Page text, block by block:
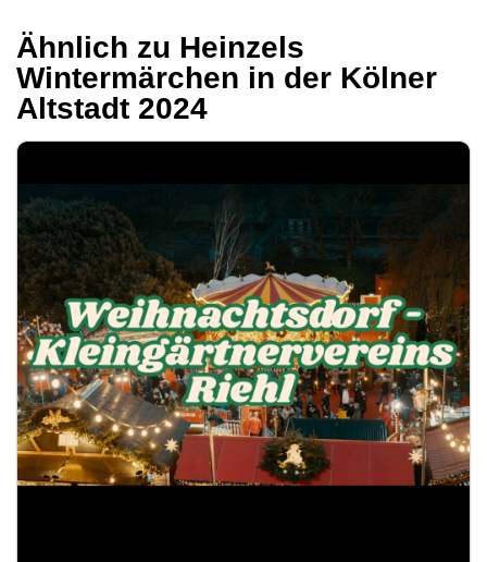
Ähnlich zu Heinzels
Wintermärchen in der Kölner
Altstadt 2024